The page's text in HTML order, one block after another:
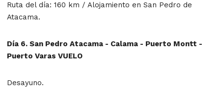
Ruta del día: 160 km / Alojamiento en San Pedro de
Atacama.
Día 6. San Pedro Atacama - Calama - Puerto Montt -
Puerto Varas VUELO
Desayuno.